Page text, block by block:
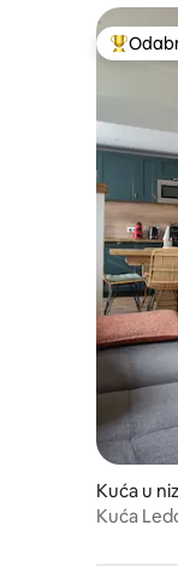
Među
Kuća u
s
Kuća